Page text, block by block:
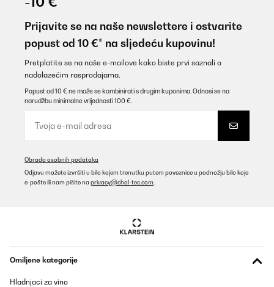
wäre sehr störend wenn er bei uns nicht im Keller wäre.
Amazon-Benutzer
Prevedi
POTVRĐENI PREGLED
Un peu déçuLa hauteur des étagères trop restreintUne cave qui
Prevedi
Amazon-Benutzer
Prevedi
Prijavite se na naše newslettere i ostvarite
popust od 10 €* na sljedeću kupovinu!
Pretplatite se na naše e-mailove kako biste prvi saznali o
nadolazećim rasprodajama.
Popust od 10 € ne može se kombinirati s drugim kuponima. Odnosi se na
narudžbu minimalne vrijednosti 100 €.
Obrada osobnih podataka
Odjavu možete izvršiti u bilo kojem trenutku putem poveznice u podnožju bilo koje
e-pošte ili nam pišite na privacy@chal-tec.com
Omiljene kategorije
Hladnjaci za vino